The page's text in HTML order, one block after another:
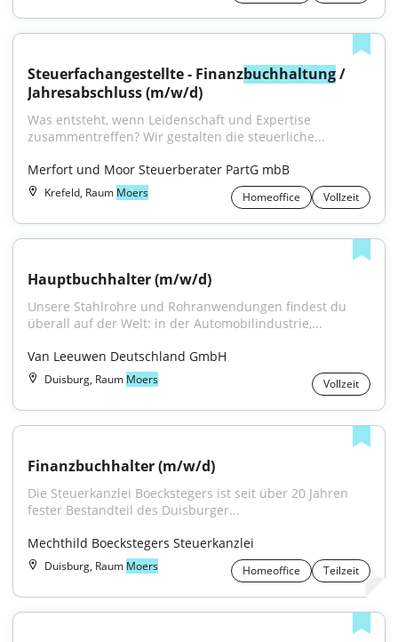
Steuerfachangestellte - Finanzbuchhaltung /
Jahresabschluss (m/w/d)
Was entsteht, wenn Leidenschaft und Expertise
zusammentreffen? Wir gestalten die steuerliche...
Merfort und Moor Steuerberater PartG mbB
Krefeld, Raum Moers Homeoffice Vollzeit
Hauptbuchhalter (m/w/d)
Unsere Stahlrohre und Rohranwendungen findest du
überall auf der Welt: in der Automobilindustrie,...
Van Leeuwen Deutschland GmbH
Duisburg, Raum Moers Vollzeit
Finanzbuchhalter (m/w/d)
Die Steuerkanzlei Boeckstegers ist seit über 20 Jahren
fester Bestandteil des Duisburger...
Mechthild Boeckstegers Steuerkanzlei
Duisburg, Raum Moers Homeoffice Teilzeit